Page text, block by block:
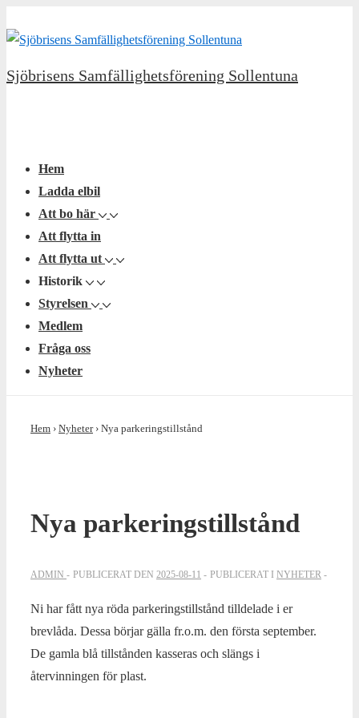
Hoppa
huvudinnehållet
Sjöbrisens Samfällighetsförening Sollentuna
Hem
Ladda elbil
Att bo här
Att flytta in
Att flytta ut
Historik
Styrelsen
Medlem
Fråga oss
Nyheter
Hem › Nyheter › Nya parkeringstillstånd
Nya parkeringstillstånd
ADMIN PUBLICERAT DEN 2025-08-11 PUBLICERAT I NYHETER
Ni har fått nya röda parkeringstillstånd tilldelade i er
brevlåda. Dessa börjar gälla fr.o.m. den första september.
De gamla blå tillstånden kasseras och slängs i
återvinningen för plast.